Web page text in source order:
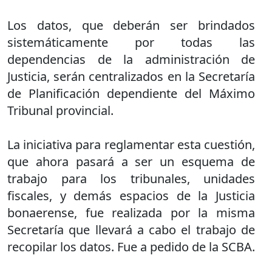
Los datos, que deberán ser brindados
sistemáticamente por todas las
dependencias de la administración de
Justicia, serán centralizados en la Secretaría
de Planificación dependiente del Máximo
Tribunal provincial.
La iniciativa para reglamentar esta cuestión,
que ahora pasará a ser un esquema de
trabajo para los tribunales, unidades
fiscales, y demás espacios de la Justicia
bonaerense, fue realizada por la misma
Secretaría que llevará a cabo el trabajo de
recopilar los datos. Fue a pedido de la SCBA.